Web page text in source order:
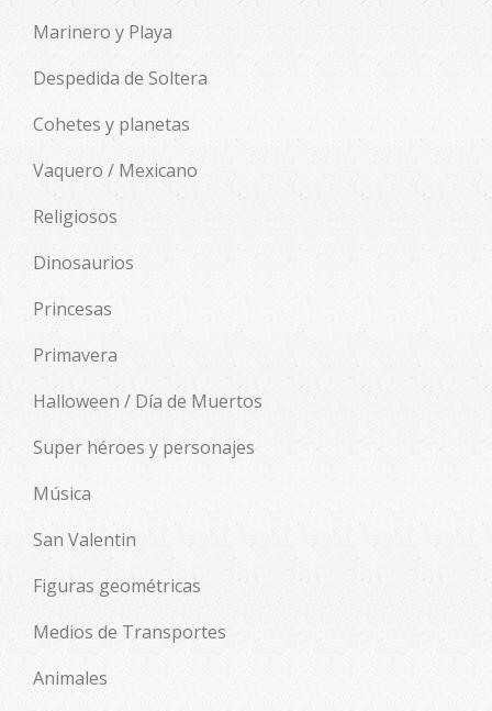
Marinero y Playa
Despedida de Soltera
Cohetes y planetas
Vaquero / Mexicano
Religiosos
Dinosaurios
Princesas
Primavera
Halloween / Día de Muertos
Super héroes y personajes
Música
San Valentin
Figuras geométricas
Medios de Transportes
Animales